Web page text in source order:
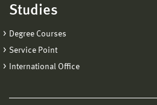
Studies
Degree Courses
Service Point
International Office